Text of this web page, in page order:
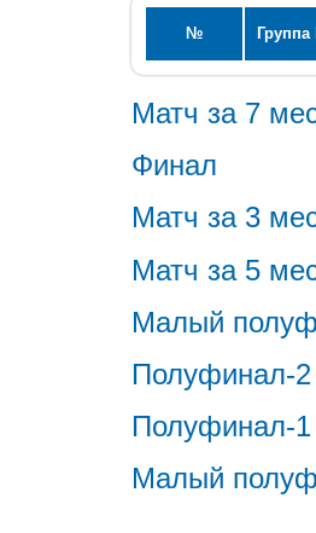
№ Группа
Матч за 7
Финал
Матч за 3
Матч за 5
Малый
Полуфинал-2
Полуфинал-1
Малый